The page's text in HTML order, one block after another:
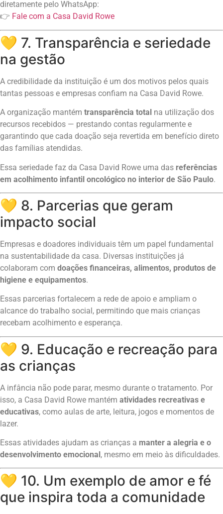
diretamente pelo WhatsApp:
👉 Fale com a Casa David Rowe
💛 7. Transparência e seriedade
na gestão
A credibilidade da instituição é um dos motivos pelos quais
tantas pessoas e empresas confiam na Casa David Rowe.
A organização mantém transparência total na utilização dos
recursos recebidos — prestando contas regularmente e
garantindo que cada doação seja revertida em benefício direto
das famílias atendidas.
Essa seriedade faz da Casa David Rowe uma das referências
em acolhimento infantil oncológico no interior de São Paulo.
💛 8. Parcerias que geram
impacto social
Empresas e doadores individuais têm um papel fundamental
na sustentabilidade da casa. Diversas instituições já
colaboram com doações financeiras, alimentos, produtos de
higiene e equipamentos.
Essas parcerias fortalecem a rede de apoio e ampliam o
alcance do trabalho social, permitindo que mais crianças
recebam acolhimento e esperança.
💛 9. Educação e recreação para
as crianças
A infância não pode parar, mesmo durante o tratamento. Por
isso, a Casa David Rowe mantém atividades recreativas e
educativas, como aulas de arte, leitura, jogos e momentos de
lazer.
Essas atividades ajudam as crianças a manter a alegria e o
desenvolvimento emocional, mesmo em meio às dificuldades.
💛 10. Um exemplo de amor e fé
que inspira toda a comunidade